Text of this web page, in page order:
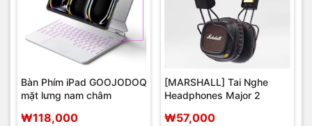
Bàn Phím iPad GOOJODOQ
mặt lưng nam châm
₩118,000
[MARSHALL] Tai Nghe
Headphones Major 2
₩57,000